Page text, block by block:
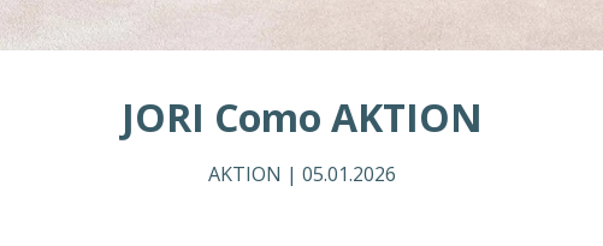
JORI Como AKTION
AKTION | 05.01.2026